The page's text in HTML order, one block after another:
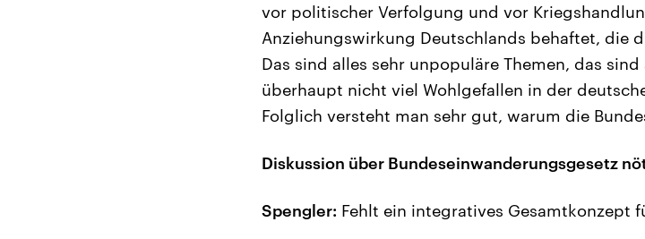
vor politischer Verfolgung und vor
Anziehungswirkung Deutschlands behaftet, die
Das sind alles sehr unpopuläre Themen, das
überhaupt nicht viel Wohlgefallen in der
Folglich versteht man sehr gut, warum die
Diskussion über Bundeseinwanderungsgesetz
Spengler: Fehlt ein integratives Gesamtkonzept